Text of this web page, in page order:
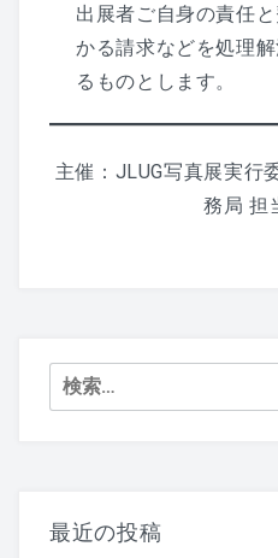
出展者ご自身の責任
かる請求などを処理
るものとします。
主催：JLUG写真展実
務局 担
検
索:
最近の投稿